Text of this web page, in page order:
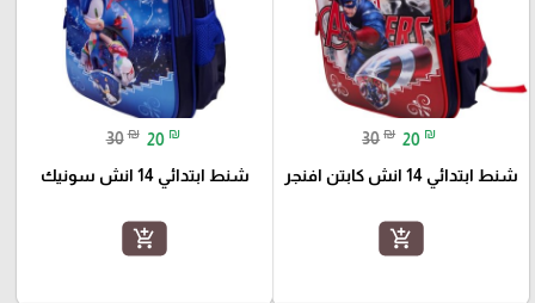
30 ₪ 20 ₪
شنط ابتدائي 14 انش كابتن افنجر
add_shopping_cart
30 ₪ 20 ₪
شنط ابتدائي 14 انش سونيك
add_shopping_cart